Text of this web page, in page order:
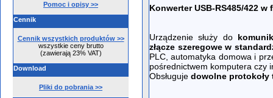
Pomoc i opisy >>
Cennik
Cennik wszystkich produktów >>
wszystkie ceny brutto
(zawierają 23% VAT)
Download
Pliki do pobrania >>
Konwerter USB-RS485/422
Urządzenie służy do
złącze szeregowe w
PLC, automatyka domowa i
pośrednictwem komputera czy
Obsługuje dowolne